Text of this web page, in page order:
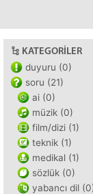
KATEGORILER
duyuru (0)
soru (21)
ai (0)
müzik (0)
film/dizi (1)
teknik (1)
medikal (1)
sözlük (0)
yabancı dil